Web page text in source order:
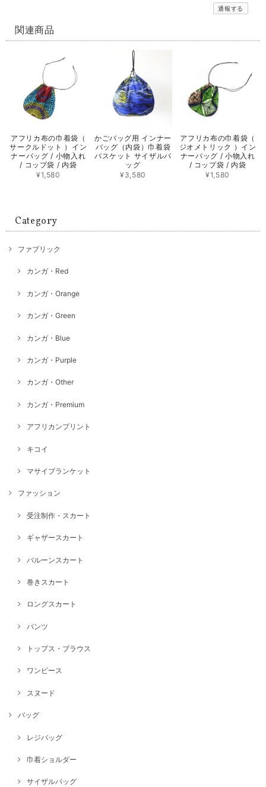
通報する
関連商品
アフリカ布の巾着袋（
サークルドット ）イン
ナーバッグ / 小物入れ
/ コップ袋 / 内袋
¥1,580
かごバッグ用 インナー
バッグ（内袋）巾着袋
バスケット サイザルバ
ッグ
¥3,580
アフリカ布の巾着袋（
ジオメトリック ）イン
ナーバッグ / 小物入れ
/ コップ袋 / 内袋
¥1,580
Category
ファブリック
カンガ・Red
カンガ・Orange
カンガ・Green
カンガ・Blue
カンガ・Purple
カンガ・Other
カンガ・Premium
アフリカンプリント
キコイ
マサイブランケット
ファッション
受注制作・スカート
ギャザースカート
バルーンスカート
巻きスカート
ロングスカート
パンツ
トップス・ブラウス
ワンピース
スヌード
バッグ
レジバッグ
巾着ショルダー
サイザルバッグ